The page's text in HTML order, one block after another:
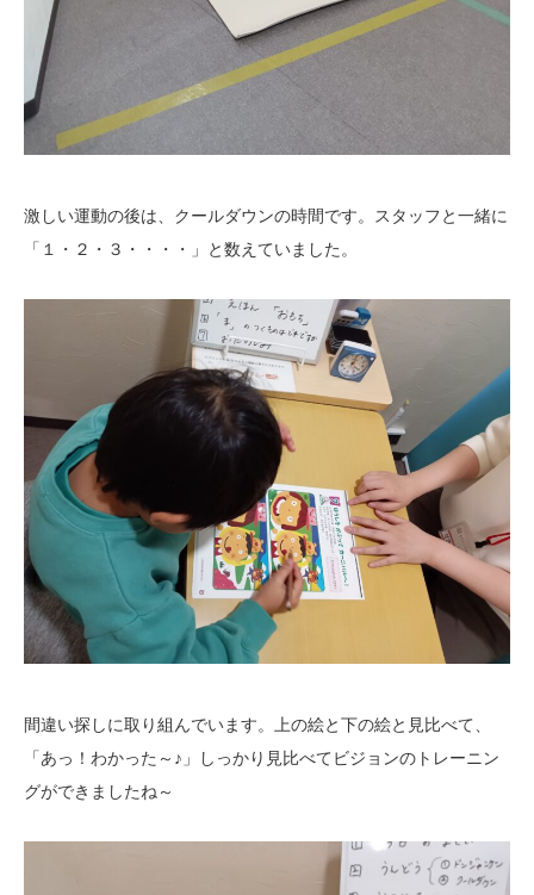
激しい運動の後は、クールダウンの時間です。スタッフと一緒に
「１・２・３・・・・」と数えていました。
間違い探しに取り組んでいます。上の絵と下の絵と見比べて、
「あっ！わかった～♪」しっかり見比べてビジョンのトレーニン
グができましたね～